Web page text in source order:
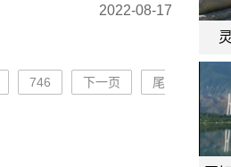
2022-08-17
746 下一页
尾